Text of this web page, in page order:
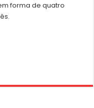
forma de quatro